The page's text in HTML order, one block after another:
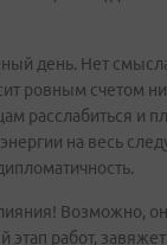
день. Нет смысла
ровным счетом
расслабиться и
на весь
Возможно,
работ,